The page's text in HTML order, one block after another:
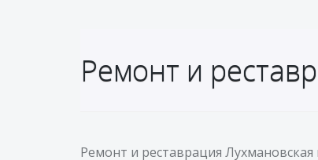
Ремонт и
Ремонт и реставрация